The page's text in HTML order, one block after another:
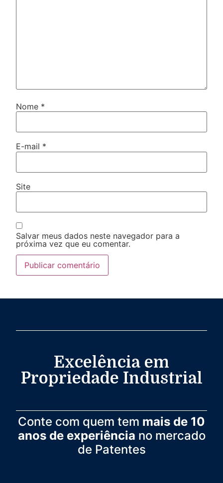
Nome *
E-mail *
Site
Salvar meus dados neste navegador para a
próxima vez que eu comentar.
Excelência em
Propriedade Industrial
Conte com quem tem mais de 10
anos de experiência no mercado
de Patentes